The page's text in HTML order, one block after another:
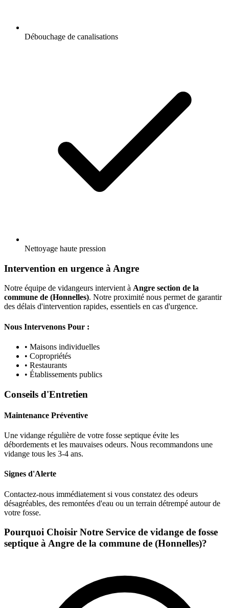
Débouchage de canalisations
Nettoyage haute pression
Intervention en urgence à Angre
Notre équipe de vidangeurs intervient à Angre section de la
commune de (Honnelles). Notre proximité nous permet de garantir
des délais d'intervention rapides, essentiels en cas d'urgence.
Nous Intervenons Pour :
• Maisons individuelles
• Copropriétés
• Restaurants
• Établissements publics
Conseils d'Entretien
Maintenance Préventive
Une vidange régulière de votre fosse septique évite les
débordements et les mauvaises odeurs. Nous recommandons une
vidange tous les 3-4 ans.
Signes d'Alerte
Contactez-nous immédiatement si vous constatez des odeurs
désagréables, des remontées d'eau ou un terrain détrempé autour de
votre fosse.
Pourquoi Choisir Notre Service de vidange de fosse
septique à Angre de la commune de (Honnelles)?